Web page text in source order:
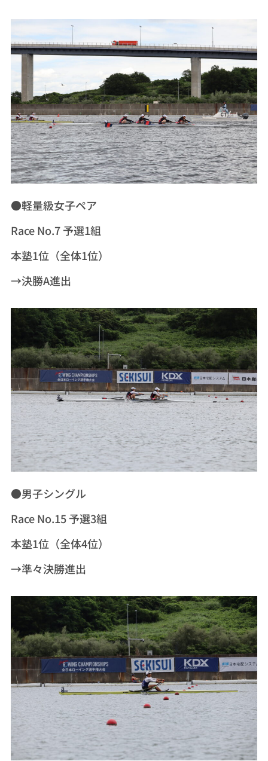
●軽量級女子ペア
Race No.7 予選1組
本塾1位（全体1位）
→決勝A進出
●男子シングル
Race No.15 予選3組
本塾1位（全体4位）
→準々決勝進出